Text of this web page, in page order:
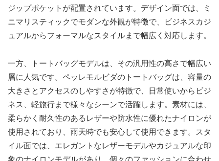
ジップポケットが配置されています。デザイン面では、ミ
ニマリスティックでモダンな外観が特徴で、ビジネスカジ
ュアルからフォーマルなスタイルまで幅広く対応します。
一方、トートバッグモデルは、その汎用性の高さで幅広い
層に人気です。ペッレモルビダのトートバッグは、容量の
大きさとアクセスのしやすさが特徴で、日常使いからビジ
ネス、軽旅行まで様々なシーンで活躍します。素材には、
柔らかく耐久性のあるレザーや防水性に優れたナイロンが
使用されており、雨天時でも安心して使用できます。スタ
イル面では、エレガントなレザーモデルやカジュアルな印